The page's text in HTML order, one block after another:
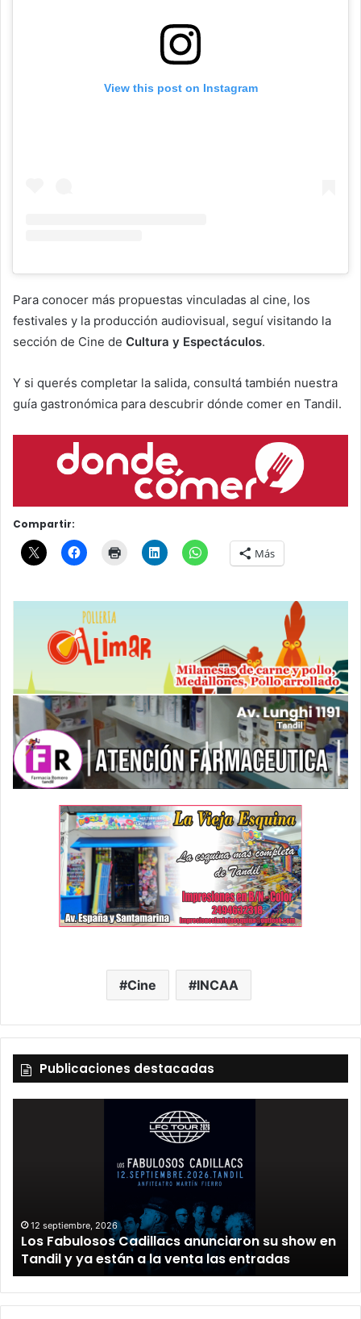
View this post on Instagram
Para conocer más propuestas vinculadas al cine, los
festivales y la producción audiovisual, seguí visitando la
sección de Cine de Cultura y Espectáculos.
Y si querés completar la salida, consultá también nuestra
guía gastronómica para descubrir dónde comer en Tandil.
Compartir:
Más
Cine INCAA
Publicaciones destacadas
12 septiembre, 2026
Los Fabulosos Cadillacs anunciaron su show en
Tandil y ya están a la venta las entradas